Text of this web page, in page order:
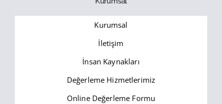
Kurumsal
İletişim
İnsan Kaynakları
Değerleme Hizmetlerimiz
Online Değerleme Formu